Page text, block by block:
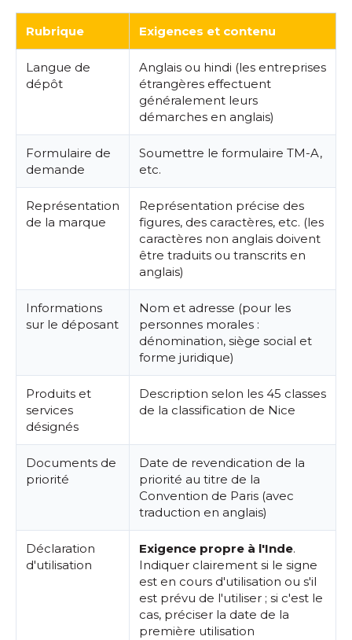
Rubrique Exigences et contenu
Langue de
dépôt
Anglais ou hindi (les entreprises
étrangères effectuent
généralement leurs
démarches en anglais)
Formulaire de
demande
Soumettre le formulaire TM-A,
etc.
Représentation
de la marque
Représentation précise des
figures, des caractères, etc. (les
caractères non anglais doivent
être traduits ou transcrits en
anglais)
Informations
sur le déposant
Nom et adresse (pour les
personnes morales :
dénomination, siège social et
forme juridique)
Produits et
services
désignés
Description selon les 45 classes
de la classification de Nice
Documents de
priorité
Date de revendication de la
priorité au titre de la
Convention de Paris (avec
traduction en anglais)
Déclaration
d'utilisation
Exigence propre à l'Inde.
Indiquer clairement si le signe
est en cours d'utilisation ou s'il
est prévu de l'utiliser ; si c'est le
cas, préciser la date de la
première utilisation